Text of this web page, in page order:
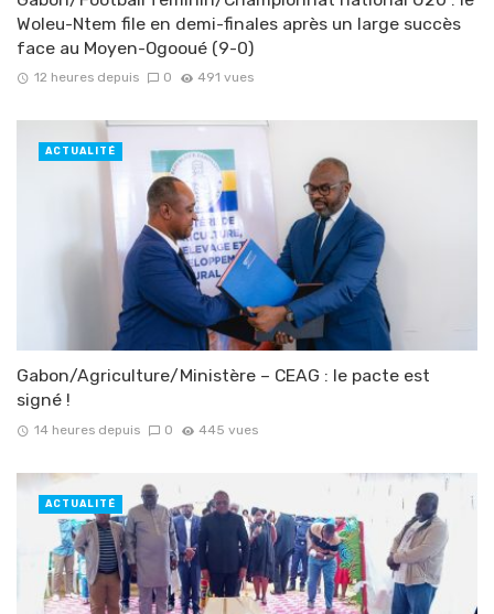
Woleu-Ntem file en demi-finales après un large succès
face au Moyen-Ogooué (9-0)
12 heures depuis 0 491 vues
Gabon/Agriculture/Ministère – CEAG : le pacte est
signé !
14 heures depuis 0 445 vues
ACTUALITÉ
ACTUALITÉ